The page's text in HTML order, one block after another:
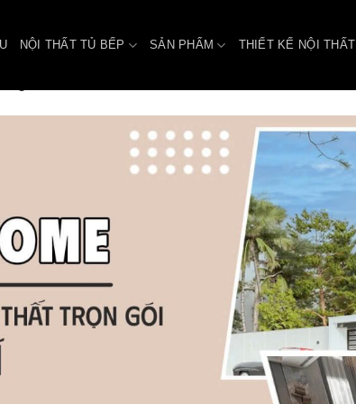
NỘI THẤT TỦ BẾP SẢN PHẨM THIẾT KẾ NỘI THẤT